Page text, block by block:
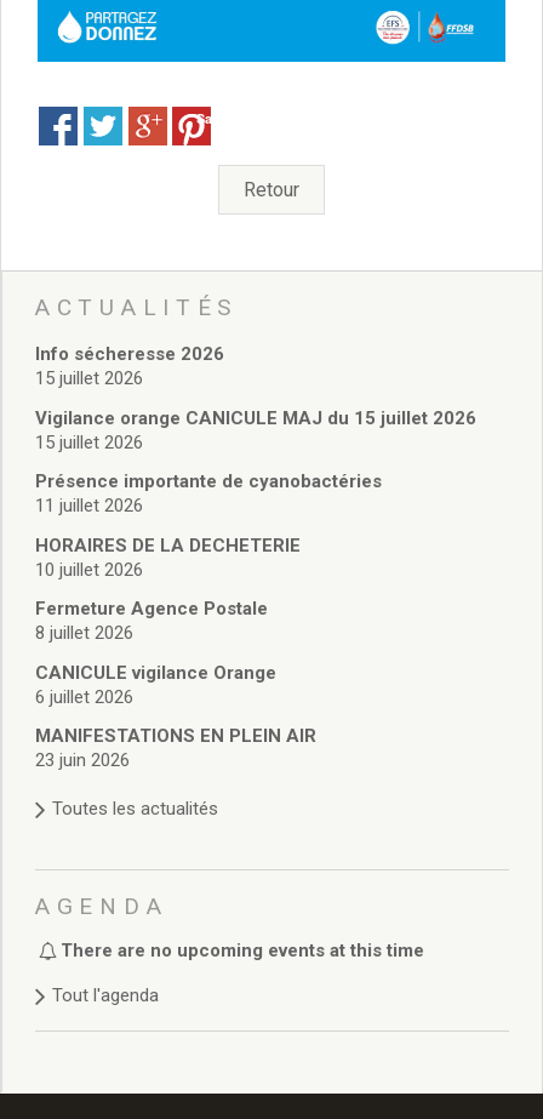
Délibérations 2021
Délibérations 2020
Délibérations 2018
Délibérations 2017
Délibérations 2016
Délibérations 2015
Délibérations 2014
Délibérations 2012
Délibérations 2011
Délibérations 2009
Agenda réunions publiques
Marchés publics
Toutes les actualités
Enfance et jeunesse
Crèche
Relais Assistantes Maternelles
Écoles
Garderies
Restauration scolaire
Centres de loisirs
Solidarité
Jardins familiaux
Résidence sénior
Règlementation accessibilité
Aménagements en accessibilité
Associations d’aide aux handicapés
Save
Retour
ACTUALITÉS
Info sécheresse 2026
15 juillet 2026
Vigilance orange CANICULE MAJ du 15 juillet 2026
15 juillet 2026
Présence importante de cyanobactéries
11 juillet 2026
HORAIRES DE LA DECHETERIE
10 juillet 2026
Fermeture Agence Postale
8 juillet 2026
CANICULE vigilance Orange
6 juillet 2026
MANIFESTATIONS EN PLEIN AIR
23 juin 2026
Toutes les actualités
AGENDA
There are no upcoming events at this time
Tout l'agenda